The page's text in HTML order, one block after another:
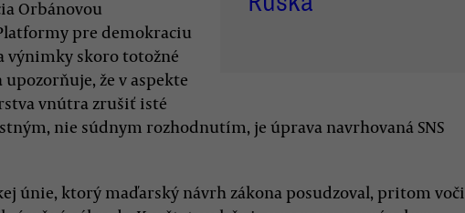
Orbánovou
pre demokraciu
výnimky skoro totožné
že v aspekte
vnútra zrušiť isté
nie súdnym rozhodnutím, je úprava navrhovaná SNS
únie, ktorý maďarský návrh zákona posudzoval, pritom voči